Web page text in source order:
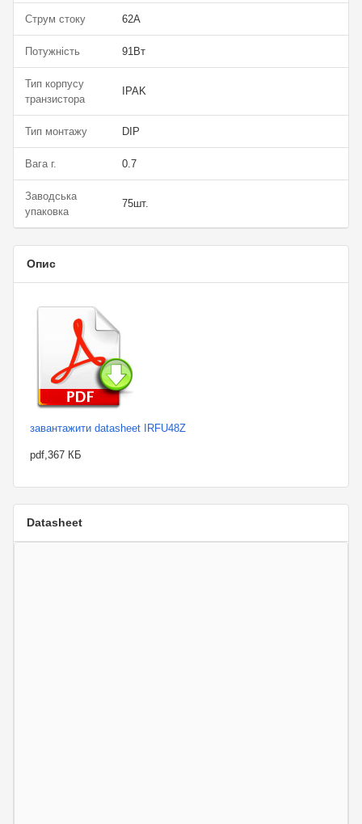
Струм стоку 62А
Потужність 91Вт
Тип корпусу
транзистора
IPAK
Тип монтажу DIP
Вага г. 0.7
Заводська
упаковка
75шт.
Опис
завантажити datasheet IRFU48Z
pdf,367 КБ
Datasheet